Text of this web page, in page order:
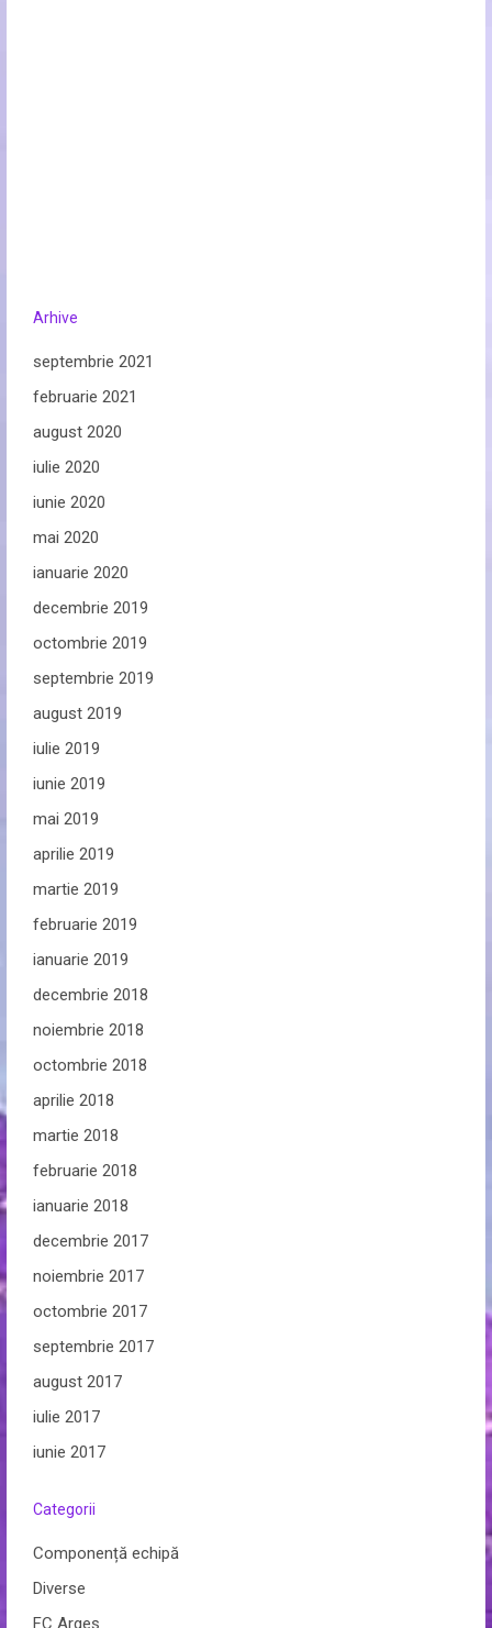
Arhive
septembrie 2021
februarie 2021
august 2020
iulie 2020
iunie 2020
mai 2020
ianuarie 2020
decembrie 2019
octombrie 2019
septembrie 2019
august 2019
iulie 2019
iunie 2019
mai 2019
aprilie 2019
martie 2019
februarie 2019
ianuarie 2019
decembrie 2018
noiembrie 2018
octombrie 2018
aprilie 2018
martie 2018
februarie 2018
ianuarie 2018
decembrie 2017
noiembrie 2017
octombrie 2017
septembrie 2017
august 2017
iulie 2017
iunie 2017
Categorii
Componență echipă
Diverse